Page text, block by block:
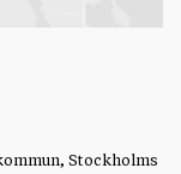
Stockholms